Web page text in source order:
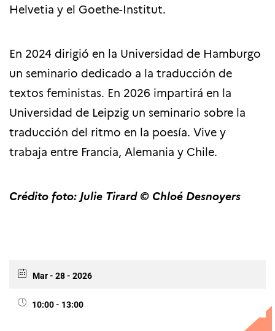
Helvetia y el Goethe-Institut.
En 2024 dirigió en la Universidad de Hamburgo
un seminario dedicado a la traducción de
textos feministas. En 2026 impartirá en la
Universidad de Leipzig un seminario sobre la
traducción del ritmo en la poesía. Vive y
trabaja entre Francia, Alemania y Chile.
Crédito foto: Julie Tirard © Chloé Desnoyers
Mar - 28 - 2026
10:00 - 13:00